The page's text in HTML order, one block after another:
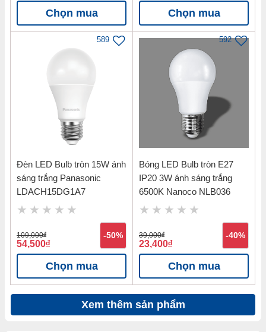
Chọn mua Chọn mua
589
Đèn LED Bulb tròn 15W ánh
sáng trắng Panasonic
LDACH15DG1A7
109,000đ
54,500đ
-50%
Chọn mua
592
Bóng LED Bulb tròn E27
IP20 3W ánh sáng trắng
6500K Nanoco NLB036
39,000đ
23,400đ
-40%
Chọn mua
Xem thêm sản phẩm